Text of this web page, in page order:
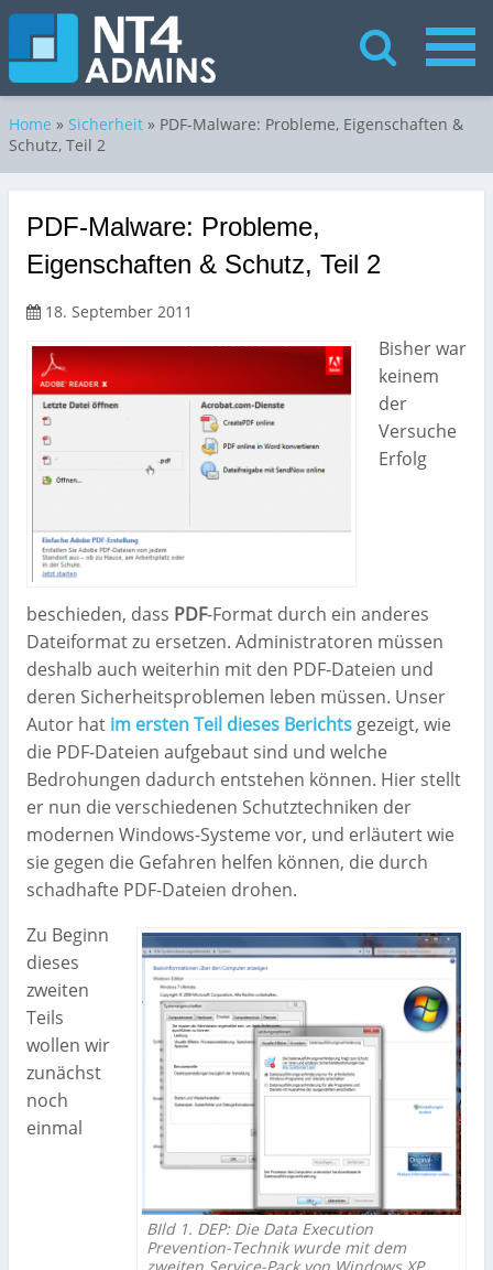
Home » Sicherheit » PDF-Malware: Probleme, Eigenschaften &
Schutz, Teil 2
PDF-Malware: Probleme,
Eigenschaften & Schutz, Teil 2
18. September 2011
Bisher war
keinem
der
Versuche
Erfolg
beschieden, dass PDF-Format durch ein anderes
Dateiformat zu ersetzen. Administratoren müssen
deshalb auch weiterhin mit den PDF-Dateien und
deren Sicherheitsproblemen leben müssen. Unser
Autor hat im ersten Teil dieses Berichts gezeigt, wie
die PDF-Dateien aufgebaut sind und welche
Bedrohungen dadurch entstehen können. Hier stellt
er nun die verschiedenen Schutztechniken der
modernen Windows-Systeme vor, und erläutert wie
sie gegen die Gefahren helfen können, die durch
schadhafte PDF-Dateien drohen.
BIld 1. DEP: Die Data Execution
Prevention-Technik wurde mit dem
Zu Beginn
dieses
zweiten
Teils
wollen wir
zunächst
noch
einmal